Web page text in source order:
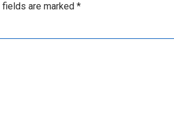
fields are marked*